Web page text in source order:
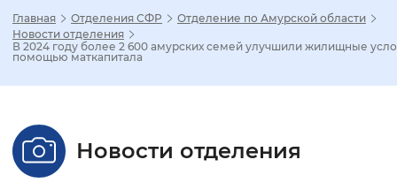
Стандартный Увеличенный
Главная Отделения СФР
Отделение по Амурской области
Новости отделения
В 2024 году более 2 600 амурских семей улучшили жилищные
помощью маткапитала
Новости отделения